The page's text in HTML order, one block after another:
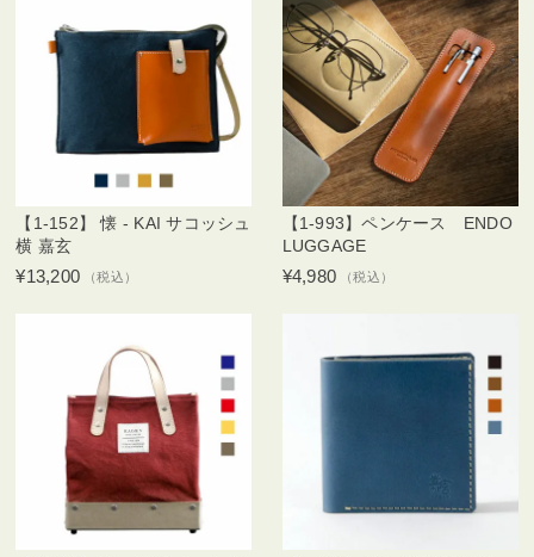
【1-152】 懐 - KAI サコッシュ
横 嘉玄
¥13,200 （税込）
【1-993】ペンケース ENDO
LUGGAGE
¥4,980 （税込）